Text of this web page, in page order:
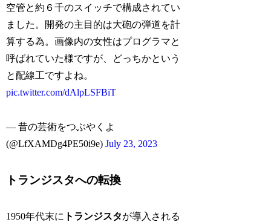
空管と約６千のスイッチで構成されてい
ました。開発の主目的は大砲の弾道を計
算する為。画像内の女性はプログラマと
呼ばれていた様ですが、どっちかという
と配線工ですよね。
pic.twitter.com/dAlpLSFBiT
— 昔の芸術をつぶやくよ
(@LfXAMDg4PE50i9e)July 23, 2023
トランジスタへの転換
1950年代末に トランジスタが導入される